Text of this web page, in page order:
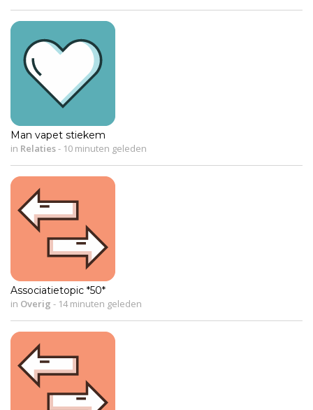
Man vapet stiekem
in Relaties- 10 minuten geleden
Associatietopic *50*
in Overig - 14 minuten geleden